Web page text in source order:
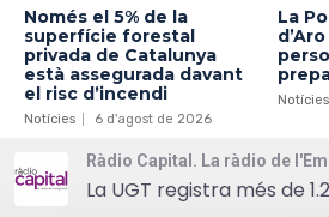
Només el 5% de la
superfície forestal
privada de Catalunya
està assegurada davant
el risc d’incendi
Notícies 6 d'agost de 2026
La
Notícies
Ràdio Capital. La ràdio de